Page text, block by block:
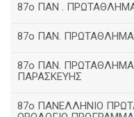
87ο ΠΑΝ .
87ο ΠΑΝ.
87ο ΠΑΝ.
ΠΑΡΑΣΚΕΥΗΣ
87ο ΠΑΝΕΛΛΗΝΙΟ